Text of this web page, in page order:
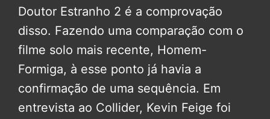
Doutor Estranho 2 é a comprovação
disso. Fazendo uma comparação com o
filme solo mais recente, Homem-
Formiga, à esse ponto já havia a
confirmação de uma sequência. Em
entrevista ao Collider, Kevin Feige foi